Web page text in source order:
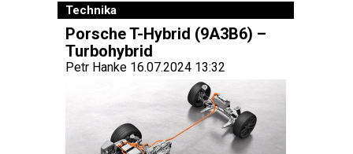
Technika
Porsche T-Hybrid (9A3B6) –
Turbohybrid
Petr Hanke 16.07.2024 13:32